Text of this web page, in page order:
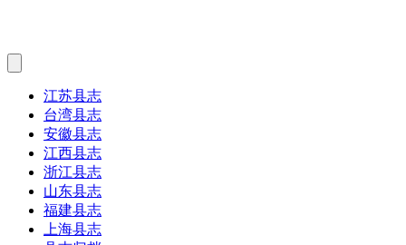
江苏县志
台湾县志
安徽县志
江西县志
浙江县志
山东县志
福建县志
上海县志